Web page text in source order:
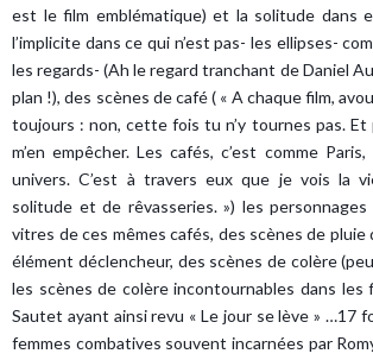
est le film emblématique) et la solitude dans
l’implicite dans ce qui n’est pas- les ellipses-
les regards- (Ah le regard tranchant de Daniel
plan !), des scènes de café ( « A chaque film,
toujours : non, cette fois tu n’y tournes pas. Et
m’en empêcher. Les cafés, c’est comme
univers. C’est à travers eux que je vois la
solitude et de rêvasseries. ») les
vitres de ces mêmes cafés, des scènes de
élément déclencheur, des scènes de colère
les scènes de colère incontournables dans les
Sautet ayant ainsi revu « Le jour se lève » …17
femmes combatives souvent incarnées par